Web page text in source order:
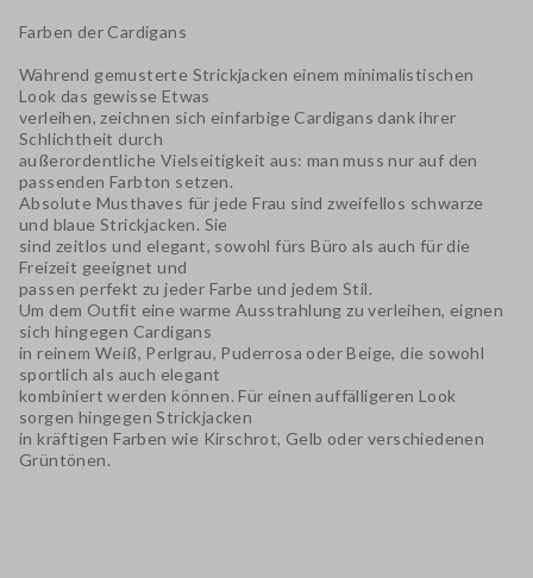
Farben der Cardigans
Während gemusterte Strickjacken einem minimalistischen
Look das gewisse Etwas
verleihen, zeichnen sich einfarbige Cardigans dank ihrer
Schlichtheit durch
außerordentliche Vielseitigkeit aus: man muss nur auf den
passenden Farbton setzen.
Absolute Musthaves für jede Frau sind zweifellos schwarze
und blaue Strickjacken. Sie
sind zeitlos und elegant, sowohl fürs Büro als auch für die
Freizeit geeignet und
passen perfekt zu jeder Farbe und jedem Stil.
Um dem Outfit eine warme Ausstrahlung zu verleihen, eignen
sich hingegen Cardigans
in reinem Weiß, Perlgrau, Puderrosa oder Beige, die sowohl
sportlich als auch elegant
kombiniert werden können. Für einen auffälligeren Look
sorgen hingegen Strickjacken
in kräftigen Farben wie Kirschrot, Gelb oder verschiedenen
Grüntönen.